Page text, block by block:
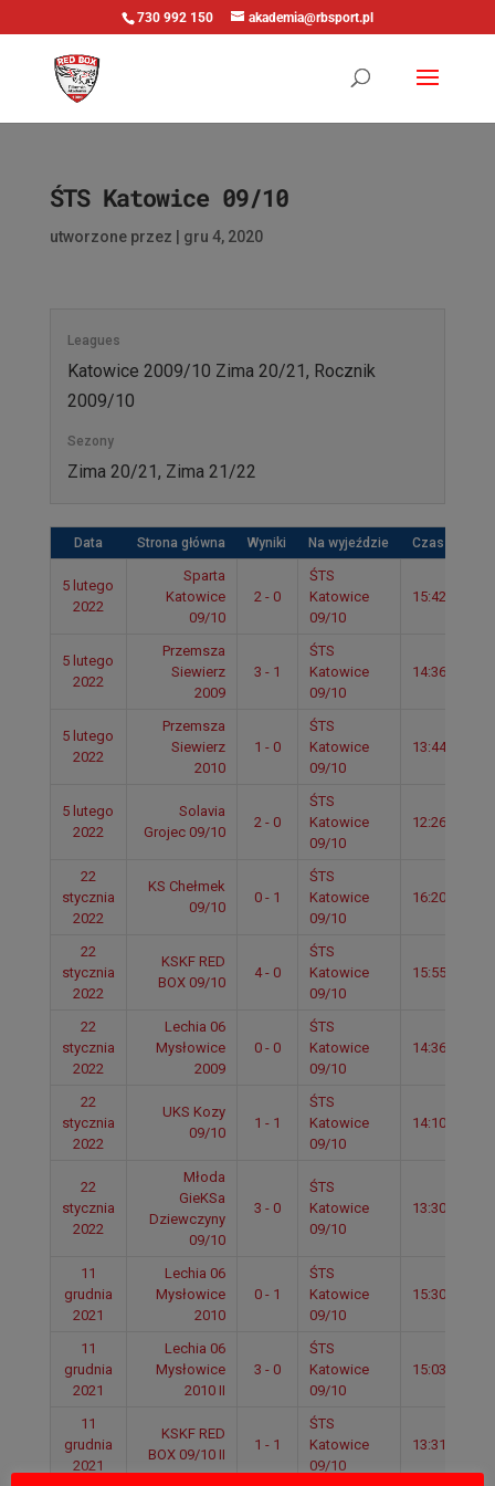
730 992 150 akademia@rbsport.pl
ŚTS Katowice 09/10
utworzone przez gru 4, 2020
Leagues
Katowice 2009/10 Zima 20/21, Rocznik
2009/10
Sezony
Zima 20/21, Zima 21/22
Data Strona główna Wyniki Na wyjeździe Czas
5 lutego
2022
Sparta
Katowice
09/10
2 - 0
ŚTS
Katowice
09/10
15:42
5 lutego
2022
Przemsza
Siewierz
2009
3 - 1
ŚTS
Katowice
09/10
14:36
5 lutego
2022
Przemsza
Siewierz
2010
1 - 0
ŚTS
Katowice
09/10
13:44
5 lutego
2022
Solavia
Grojec 09/10
2 - 0
ŚTS
Katowice
09/10
12:26
22
stycznia
2022
KS Chełmek
09/10
0 - 1
ŚTS
Katowice
09/10
16:20
22
stycznia
2022
KSKF RED
BOX 09/10
4 - 0
ŚTS
Katowice
09/10
15:55
22
stycznia
2022
Lechia 06
Mysłowice
2009
0 - 0
ŚTS
Katowice
09/10
14:36
22
stycznia
2022
UKS Kozy
09/10
1 - 1
ŚTS
Katowice
09/10
14:10
22
stycznia
2022
Młoda
GieKSa
Dziewczyny
09/10
3 - 0
ŚTS
Katowice
09/10
13:30
11
grudnia
2021
Lechia 06
Mysłowice
2010
0 - 1
ŚTS
Katowice
09/10
15:30
11
grudnia
2021
Lechia 06
Mysłowice
2010 II
3 - 0
ŚTS
Katowice
09/10
15:03
11
grudnia
2021
KSKF RED
BOX 09/10 II
1 - 1
ŚTS
Katowice
09/10
13:31